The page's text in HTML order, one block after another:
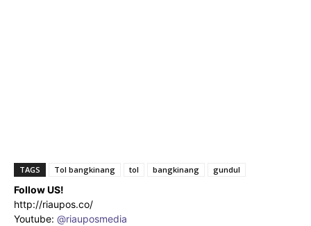
TAGS Tol bangkinang tol bangkinang gundul
Follow US!
http://riaupos.co/
Youtube: @riauposmedia